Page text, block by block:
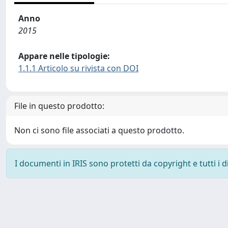
Anno
2015
Appare nelle tipologie:
1.1.1 Articolo su rivista con DOI
File in questo prodotto:
Non ci sono file associati a questo prodotto.
I documenti in IRIS sono protetti da copyright e tutti i